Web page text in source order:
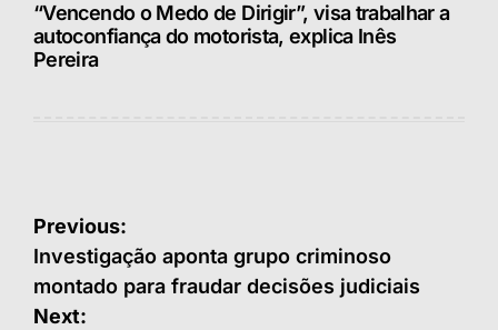
“Vencendo o Medo de Dirigir”, visa trabalhar a
autoconfiança do motorista, explica Inês
Pereira
Navegação
de
Post
Previous:
Investigação aponta grupo criminoso
montado para fraudar decisões judiciais
Next: